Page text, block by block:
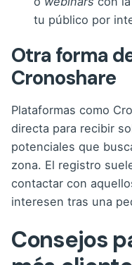
tu público por
Otra forma
Cronoshare
Plataformas como
directa para recibir
potenciales que
zona. El registro
contactar con
interesen tras una
Consejos